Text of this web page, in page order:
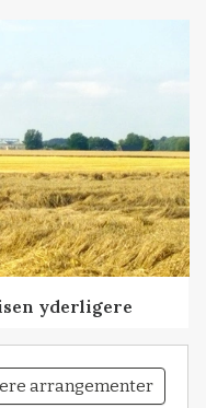
yderligere
arrangementer